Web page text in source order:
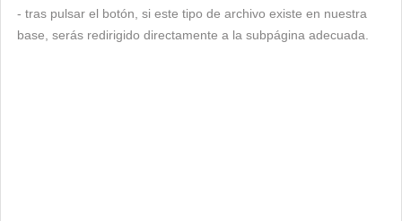
- tras pulsar el botón, si este tipo de archivo existe en nuestra
base, serás redirigido directamente a la subpágina adecuada.